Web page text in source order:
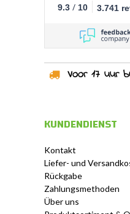
9.3 / 10 3.741
Voor 17 uur
KUNDENDIENST
Kontakt
Liefer- und
Rückgabe
Zahlungsmethoden
Über uns